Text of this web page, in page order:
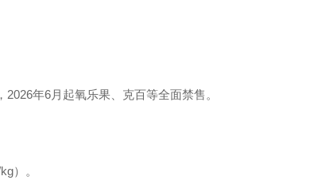
年6月起氧乐果、克百等全面禁售。
）。